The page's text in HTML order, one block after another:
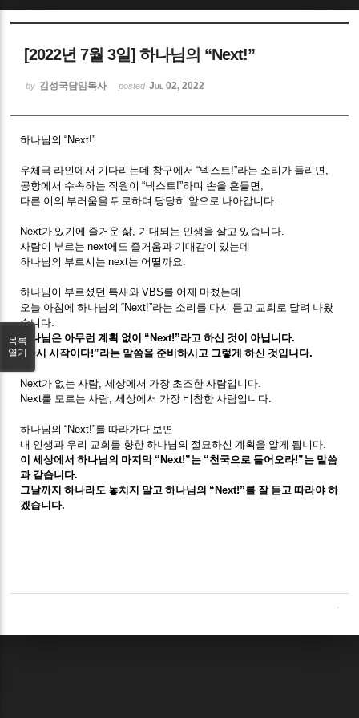
[2022년 7월 3일] 하나님의 “Next!”
by 김성국담임목사 posted Jul 02, 2022
하나님의“Next!”
우체국 라인에서 기다리는데 창구에서“넥스트 !”라는 소리가 들리면
공항에서 수속하는 직원이“넥스트 !”하며 손을 흔들면
다른 이의 부러움을 뒤로하며 당당히 앞으로 나아갑니다
Next가 있기에 즐거운 삶 기대되는 인생을 살고 있습니다
사람이 부르는next에도 즐거움과 기대감이 있는데
하나님의 부르시는next는 어떨까요
하나님이 부르셨던 특새와VBS를 어제 마쳤는데
오늘 아침에 하나님의“Next!”라는 소리를 다시 듣고 교회로 달려 나왔
습니다
하나님은 아무런 계획 없이 “Next!”라고 하신 것이 아닙니다.
“
다시 시작이다!”라는 말씀을 준비하시고 그렇게 하신 것입니다.
Next가 없는 사람 ,세상에서 가장 초조한 사람입니다
Next를 모르는 사람 ,세상에서 가장 비참한 사람입니다
하나님의“Next!”를 따라가다 보면
내 인생과 우리 교회를 향한 하나님의 절묘하신 계획을 알게 됩니다
이 세상에서 하나님의 마지막 “Next!”는 “천국으로 들어오라!”는 말씀
과 같습니다.
그날까지 하나라도 놓치지 말고 하나님의 “Next!”를 잘 듣고 따라야 하
겠습니다.
목록
열기
Sketchbook5, 스케치북5
Sketchbook5, 스케치북5